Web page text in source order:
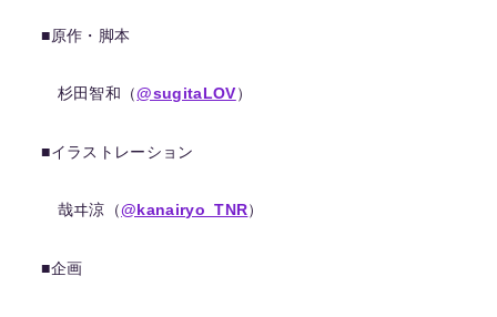
■原作・脚本
杉田智和（@sugitaLOV ）
■イラストレーション
哉ヰ涼（@kanairyo_TNR）
■企画